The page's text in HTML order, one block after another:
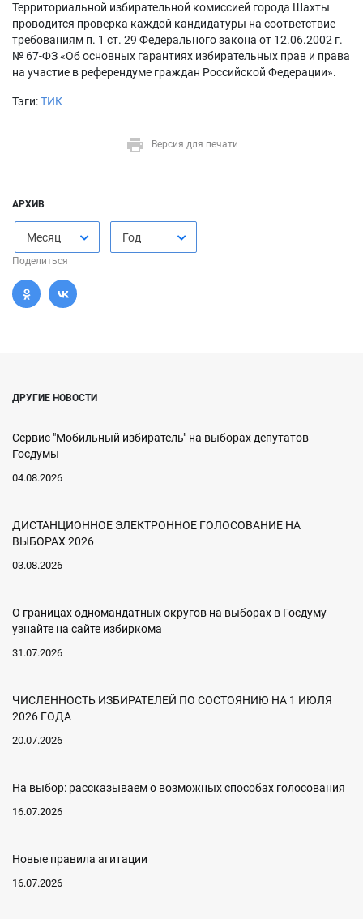
Территориальной избирательной комиссией города Шахты
проводится проверка каждой кандидатуры на соответствие
требованиям п. 1 ст. 29 Федерального закона от 12.06.2002 г.
№ 67-ФЗ «Об основных гарантиях избирательных прав и права
на участие в референдуме граждан Российской Федерации».
Тэги:ТИК
Версия для печати
АРХИВ
Месяц Год
Поделиться
ДРУГИЕ НОВОСТИ
Сервис "Мобильный избиратель" на выборах депутатов
Госдумы
04.08.2026
ДИСТАНЦИОННОЕ ЭЛЕКТРОННОЕ ГОЛОСОВАНИЕ НА
ВЫБОРАХ 2026
03.08.2026
О границах одномандатных округов на выборах в Госдуму
узнайте на сайте избиркома
31.07.2026
ЧИСЛЕННОСТЬ ИЗБИРАТЕЛЕЙ ПО СОСТОЯНИЮ НА 1 ИЮЛЯ
2026 ГОДА
20.07.2026
На выбор: рассказываем о возможных способах голосования
16.07.2026
Новые правила агитации
16.07.2026